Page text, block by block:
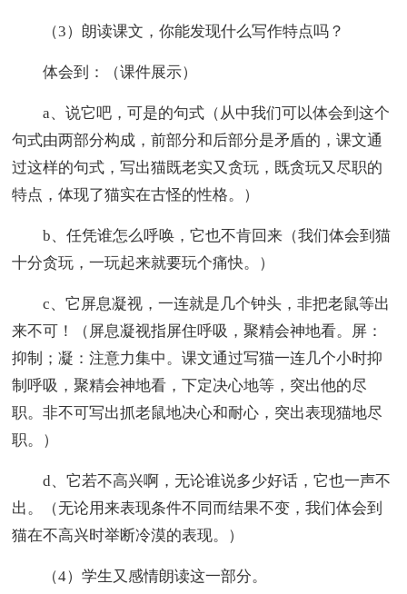
（3）朗读课文，你能发现什么写作特点吗？
体会到：（课件展示）
a、说它吧，可是的句式（从中我们可以体会到这个
句式由两部分构成，前部分和后部分是矛盾的，课文通
过这样的句式，写出猫既老实又贪玩，既贪玩又尽职的
特点，体现了猫实在古怪的性格。）
b、任凭谁怎么呼唤，它也不肯回来（我们体会到猫
十分贪玩，一玩起来就要玩个痛快。）
c、它屏息凝视，一连就是几个钟头，非把老鼠等出
来不可！（屏息凝视指屏住呼吸，聚精会神地看。屏：
抑制；凝：注意力集中。课文通过写猫一连几个小时抑
制呼吸，聚精会神地看，下定决心地等，突出他的尽
职。非不可写出抓老鼠地决心和耐心，突出表现猫地尽
职。）
d、它若不高兴啊，无论谁说多少好话，它也一声不
出。（无论用来表现条件不同而结果不变，我们体会到
猫在不高兴时举断冷漠的表现。）
（4）学生又感情朗读这一部分。